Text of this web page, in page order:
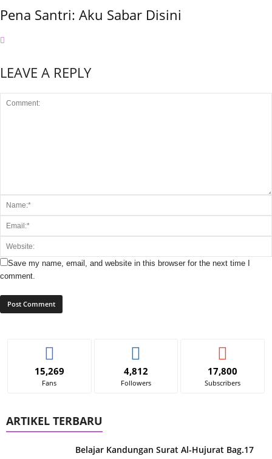
Pena Santri: Aku Sabar Disini
LEAVE A REPLY
Save my name, email, and website in this browser for the next time I
comment.
15,269
Fans
4,812
Followers
17,800
Subscribers
ARTIKEL TERBARU
Belajar Kandungan Surat Al-Hujurat Bag.17